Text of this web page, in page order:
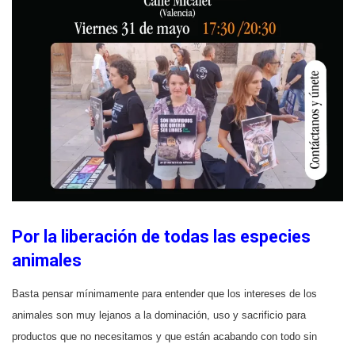
Por la liberación de todas las especies
animales
Basta pensar mínimamente para entender que los intereses de los
animales son muy lejanos a la dominación, uso y sacrificio para
productos que no necesitamos y que están acabando con todo sin